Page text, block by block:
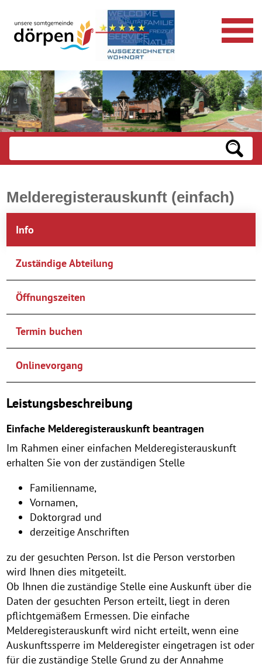
Melderegisterauskunft (einfach)
Info
Zuständige Abteilung
Öffnungszeiten
Termin buchen
Onlinevorgang
Leistungsbeschreibung
Einfache Melderegisterauskunft beantragen
Im Rahmen einer einfachen Melderegisterauskunft
erhalten Sie von der zuständigen Stelle
Familienname,
Vornamen,
Doktorgrad und
derzeitige Anschriften
zu der gesuchten Person. Ist die Person verstorben
wird Ihnen dies mitgeteilt.
Ob Ihnen die zuständige Stelle eine Auskunft über die
Daten der gesuchten Person erteilt, liegt in deren
pflichtgemäßem Ermessen. Die einfache
Melderegisterauskunft wird nicht erteilt, wenn eine
Auskunftssperre im Melderegister eingetragen ist oder
für die zuständige Stelle Grund zu der Annahme